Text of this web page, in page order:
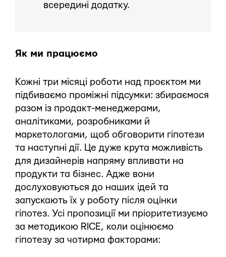
всередині додатку.
Як ми працюємо
Кожні три місяці роботи над проєктом ми
підбиваємо проміжні підсумки: збираємося
разом із продакт-менеджерами,
аналітиками, розробниками й
маркетологами, щоб обговорити гіпотези
та наступні дії. Це дуже крута можливість
для дизайнерів напряму впливати на
продукти та бізнес. Адже вони
дослуховуються до наших ідей та
запускають їх у роботу після оцінки
гіпотез. Усі пропозиції ми пріоритетизуємо
за методикою RICE, коли оцінюємо
гіпотезу за чотирма факторами: